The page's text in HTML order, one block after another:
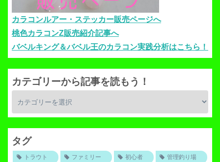
カラコンルアー・ステッカー販売ページへ
桃色カラコンZ販売紹介記事へ
バベルキング＆バベル王のカラコン実践分析はこちら！
カテゴリーから記事を読もう！
タグ
トラウト ファミリー 初心者 管理釣り場